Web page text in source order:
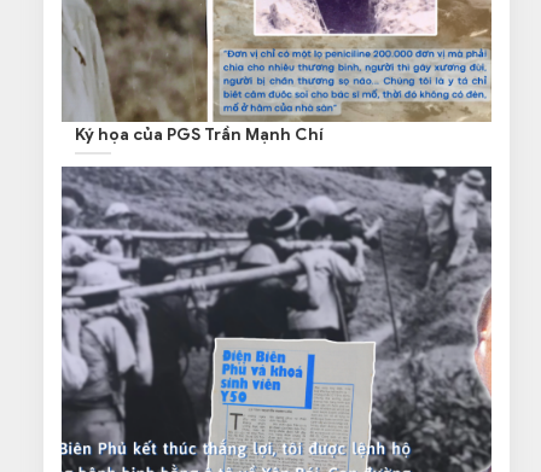
Ký họa của PGS Trần Mạnh Chí